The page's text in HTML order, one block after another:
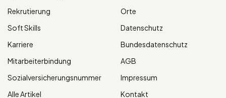
Rekrutierung
Soft Skills
Karriere
Mitarbeiterbindung
Sozialversicherungsnummer
Alle Artikel
Orte
Datenschutz
Bundesdatenschutz
AGB
Impressum
Kontakt